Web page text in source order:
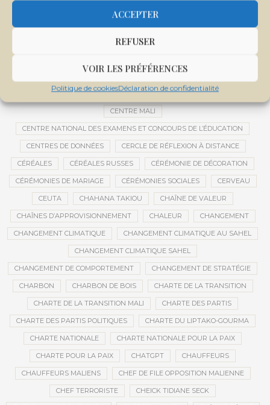
ACCEPTER
REFUSER
VOIR LES PRÉFÉRENCES
Politique de cookiesDéclaration de confidentialité
CENTRALE SOLAIRE DE SANANKOROBA
CENTRE INTERNATIONAL DE CONFÉRENCES DE BAMAKO
CENTRE MALI
CENTRE NATIONAL DES EXAMENS ET CONCOURS DE L’ÉDUCATION
CENTRES DE DONNÉES CERCLE DE RÉFLEXION À DISTANCE
CÉRÉALES CÉRÉALES RUSSES CÉRÉMONIE DE DÉCORATION
CÉRÉMONIES DE MARIAGE CÉRÉMONIES SOCIALES CERVEAU
CEUTA CHAHANA TAKIOU CHAÎNE DE VALEUR
CHAÎNES D’APPROVISIONNEMENT CHALEUR CHANGEMENT
CHANGEMENT CLIMATIQUE CHANGEMENT CLIMATIQUE AU SAHEL
CHANGEMENT CLIMATIQUE SAHEL
CHANGEMENT DE COMPORTEMENT CHANGEMENT DE STRATÉGIE
CHARBON CHARBON DE BOIS CHARTE DE LA TRANSITION
CHARTE DE LA TRANSITION MALI CHARTE DES PARTIS
CHARTE DES PARTIS POLITIQUES CHARTE DU LIPTAKO-GOURMA
CHARTE NATIONALE CHARTE NATIONALE POUR LA PAIX
CHARTE POUR LA PAIX CHATGPT CHAUFFEURS
CHAUFFEURS MALIENS CHEF DE FILE OPPOSITION MALIENNE
CHEF TERRORISTE CHEICK TIDIANE SECK